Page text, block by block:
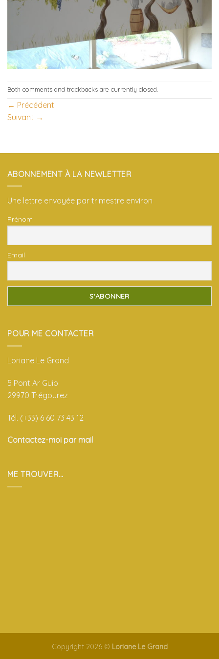
Both comments and trackbacks are currently closed.
← Précédent
Suivant →
ABONNEMENT À LA NEWLETTER
Une lettre envoyée par trimestre environ
Prénom
Email
POUR ME CONTACTER
Loriane Le Grand
5 Pont Ar Guip
29970 Trégourez
Tél. (+33) 6 60 73 43 12
Contactez-moi par mail
ME TROUVER…
Copyright 2026 © Loriane Le Grand